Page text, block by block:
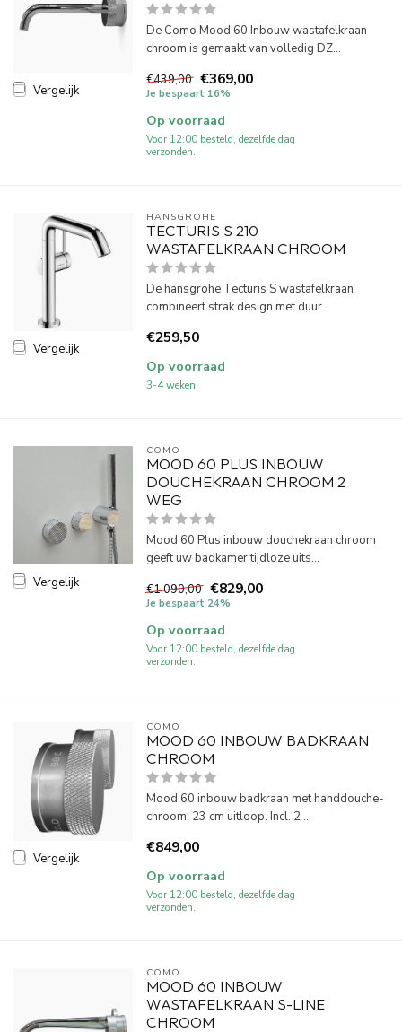
Vergelijk
De Como Mood 60 Inbouw wastafelkraan
chroom is gemaakt van volledig DZ...
€439,00 €369,00
Je bespaart 16%
Op voorraad
Voor 12:00 besteld, dezelfde dag
verzonden.
Vergelijk
HANSGROHE
TECTURIS S 210
WASTAFELKRAAN CHROOM
De hansgrohe Tecturis S wastafelkraan
combineert strak design met duur...
€259,50
Op voorraad
3-4 weken
Vergelijk
COMO
MOOD 60 PLUS INBOUW
DOUCHEKRAAN CHROOM 2
WEG
Mood 60 Plus inbouw douchekraan chroom
geeft uw badkamer tijdloze uits...
€1.090,00 €829,00
Je bespaart 24%
Op voorraad
Voor 12:00 besteld, dezelfde dag
verzonden.
Vergelijk
COMO
MOOD 60 INBOUW BADKRAAN
CHROOM
Mood 60 inbouw badkraan met handdouche-
chroom. 23 cm uitloop. Incl. 2 ...
€849,00
Op voorraad
Voor 12:00 besteld, dezelfde dag
verzonden.
COMO
MOOD 60 INBOUW
WASTAFELKRAAN S-LINE
CHROOM